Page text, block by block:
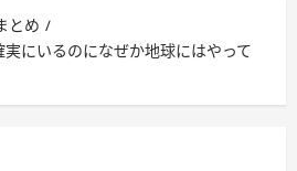
とめ
実にいるのになぜか地球にはやって